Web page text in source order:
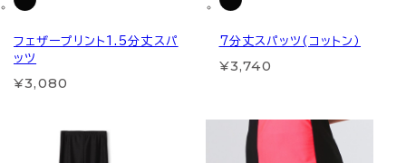
フェザープリント1.5分丈スパ
ッツ
¥3,080
7分丈スパッツ(コットン）
¥3,740